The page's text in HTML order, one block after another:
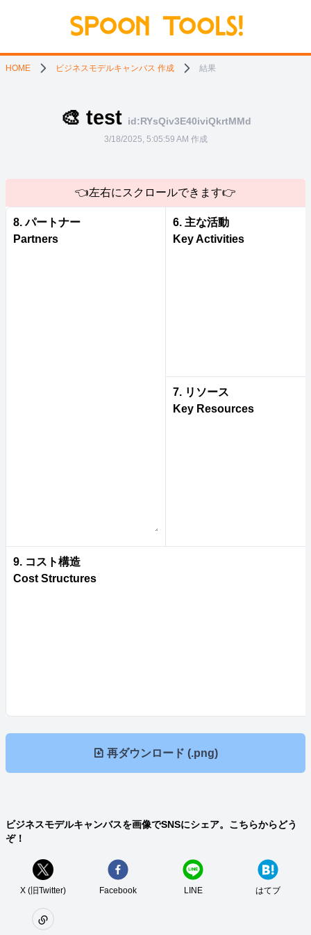
HOME ビジネスモデルキャンバス 作成 結果
🎨 test id:RYsQiv3E40iviQkrtMMd
3/18/2025, 5:05:59 AM 作成
👈左右にスクロールできます👉
8. パートナー
Partners
6. 主な活動
Key Activities
7. リソース
Key Resources
9. コスト構造
Cost Structures
再ダウンロード (.png)
ビジネスモデルキャンバスを画像でSNSにシェア。こちらからどう
ぞ！
X (旧Twitter) Facebook LINE はてブ